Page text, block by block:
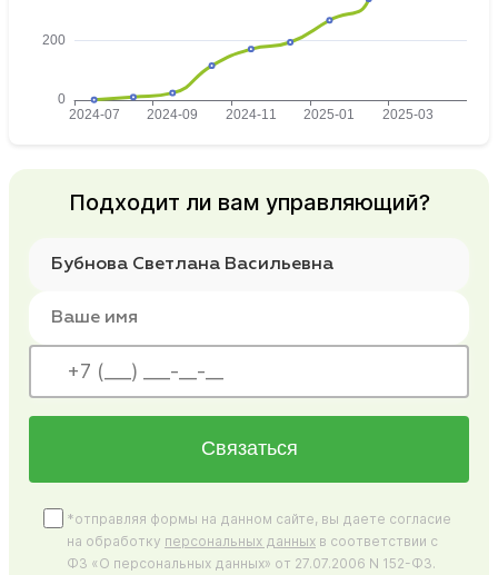
Подходит ли вам управляющий?
Связаться
*отправляя формы на данном сайте, вы даете согласие
на обработку персональных данных в соответствии с
ФЗ «О персональных данных» от 27.07.2006 N 152-ФЗ.